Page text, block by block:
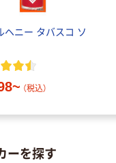
ヘニー タバスコ ソ
（税込）
ーを探す